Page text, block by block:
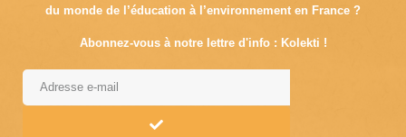
du monde de l’éducation à l’environnement en France ?
Abonnez-vous à notre lettre d'info : Kolekti !